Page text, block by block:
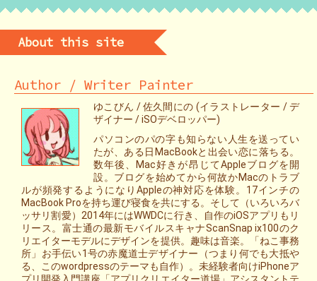
About this site
Author / Writer Painter
ゆこびん / 佐久間にの (イラストレーター / デ
ザイナー / iSOデベロッパー)
パソコンのパの字も知らない人生を送ってい
たが、ある日MacBookと出会い恋に落ちる。
数年後、Mac好きが昂じてAppleブログを開
設。ブログを始めてから何故かMacのトラブ
ルが頻発するようになりAppleの神対応を体験。17インチの
MacBook Proを持ち運び寝食を共にする。そして（いろいろバ
ッサリ割愛）2014年にはWWDCに行き、自作のiOSアプリもリ
リース。富士通の最新モバイルスキャナScanSnap ix100のク
リエイターモデルにデザインを提供。趣味は音楽。「ねこ事務
所」お手伝い1号の赤魔道士デザイナー（つまり何でも大抵や
る、このwordpressのテーマも自作）。未経験者向けiPhoneア
プリ開発入門講座「アプリクリエイター道場」アシスタントテ